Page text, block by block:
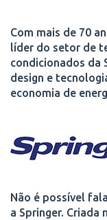
Com mais de 70
líder do setor de
condicionados da
design e
economia de
Não é possível
a Springer. Criada